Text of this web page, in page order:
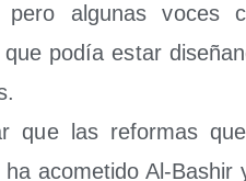
algu­nas voces
podía estar
que las refor­mas
aco­me­ti­do Al-Bashir